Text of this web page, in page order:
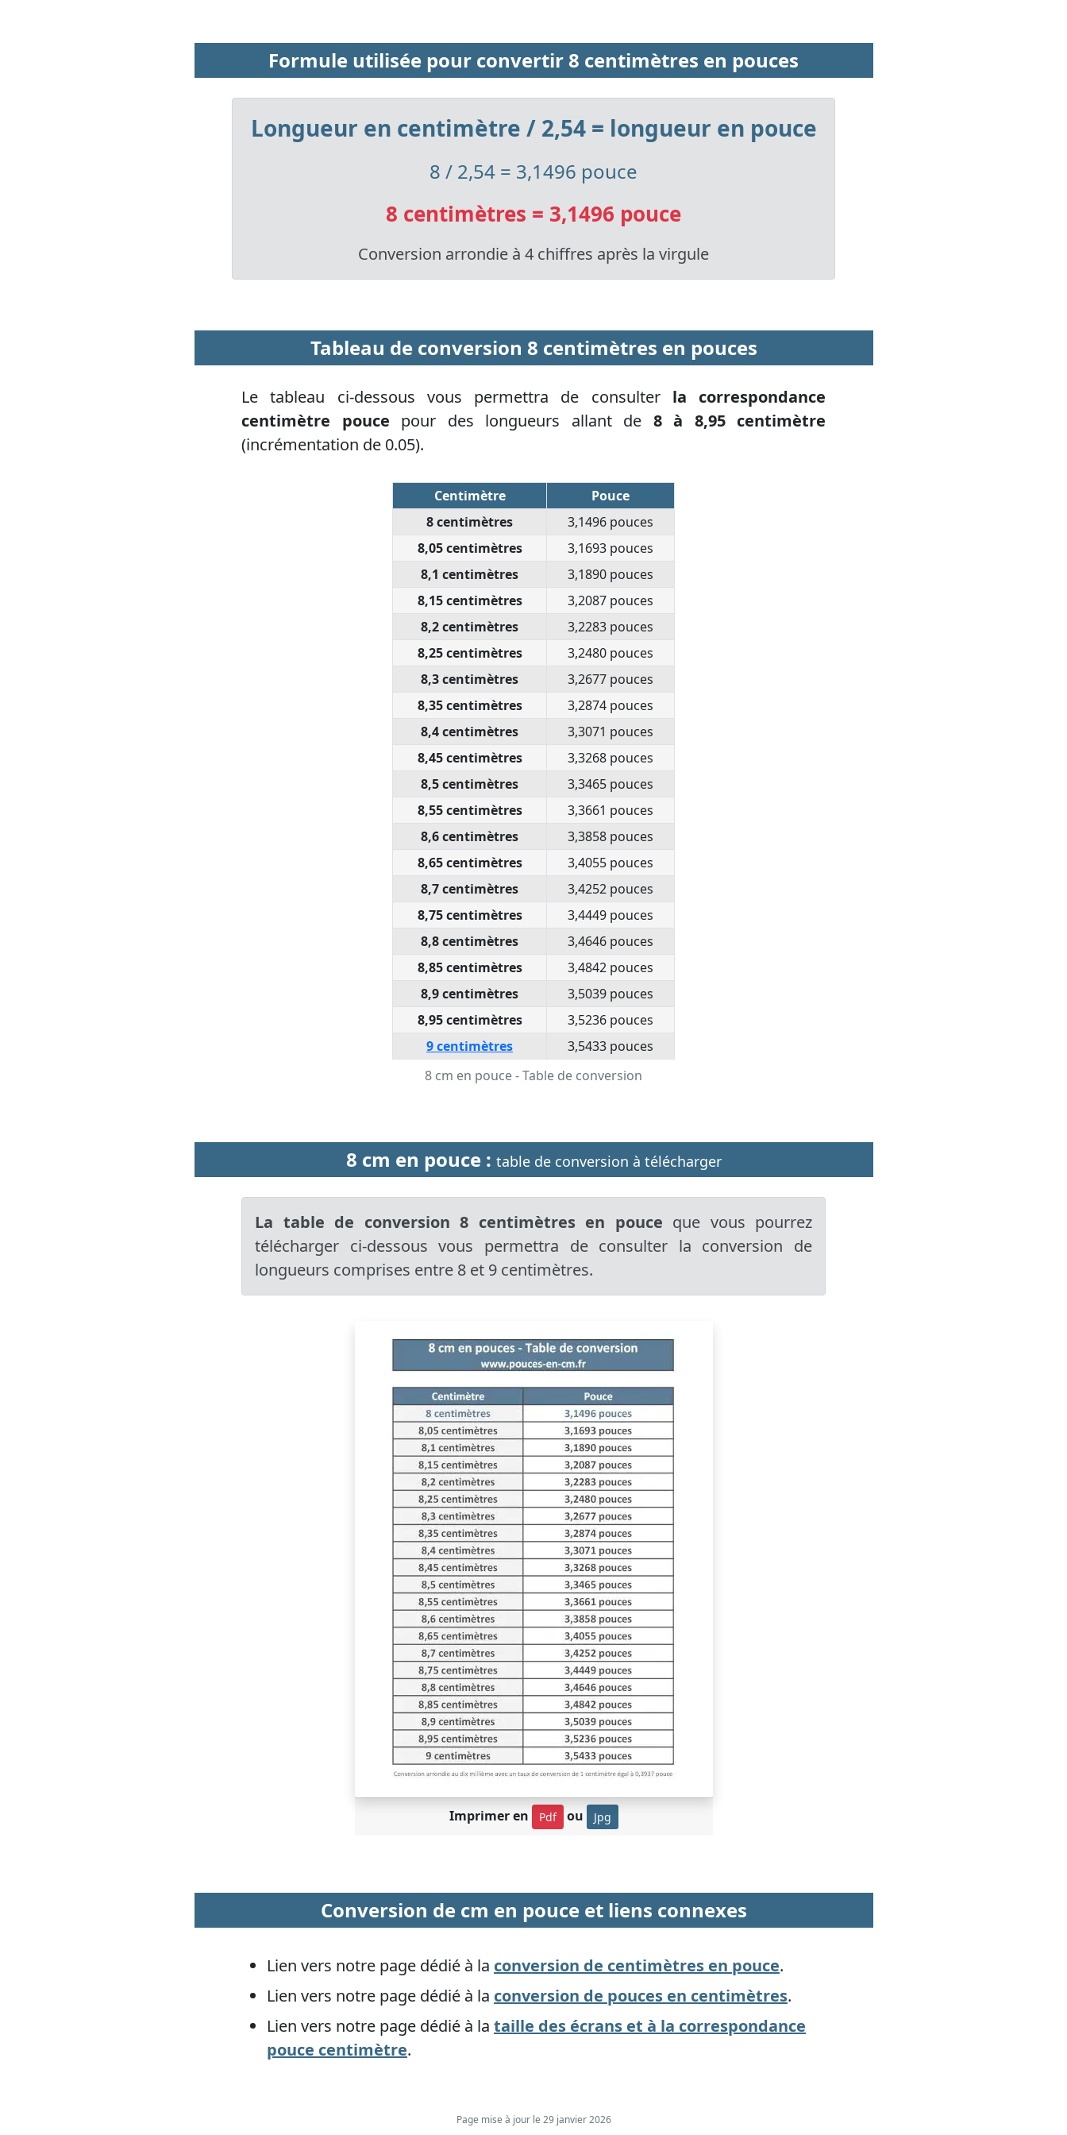
Formule utilisée pour convertir 8 centimètres en pouces
Longueur en centimètre / 2,54 = longueur en pouce
8 / 2,54 = 3,1496 pouce
8 centimètres = 3,1496 pouce
Conversion arrondie à 4 chiffres après la virgule
Tableau de conversion 8 centimètres en pouces
Le tableau ci-dessous vous permettra de consulter la correspondance
centimètre pouce pour des longueurs allant de 8 à 8,95 centimètre
(incrémentation de 0.05).
8 cm en pouce - Table de conversion
Centimètre
Pouce
8 centimètres
3,1496 pouces
8,05 centimètres
3,1693 pouces
8,1 centimètres
3,1890 pouces
8,15 centimètres
3,2087 pouces
8,2 centimètres
3,2283 pouces
8,25 centimètres
3,2480 pouces
8,3 centimètres
3,2677 pouces
8,35 centimètres
3,2874 pouces
8,4 centimètres
3,3071 pouces
8,45 centimètres
3,3268 pouces
8,5 centimètres
3,3465 pouces
8,55 centimètres
3,3661 pouces
8,6 centimètres
3,3858 pouces
8,65 centimètres
3,4055 pouces
8,7 centimètres
3,4252 pouces
8,75 centimètres
3,4449 pouces
8,8 centimètres
3,4646 pouces
8,85 centimètres
3,4842 pouces
8,9 centimètres
3,5039 pouces
8,95 centimètres
3,5236 pouces
9 centimètres
3,5433 pouces
8 cm en pouce : table de conversion à télécharger
La table de conversion 8 centimètres en pouce que vous pourrez
télécharger ci-dessous vous permettra de consulter la conversion de
longueurs comprises entre 8 et 9 centimètres.
Imprimer en Pdf ou Jpg
Conversion de cm en pouce et liens connexes
Lien vers notre page dédié à la conversion de centimètres en pouce.
Lien vers notre page dédié à la conversion de pouces en centimètres.
Lien vers notre page dédié à la taille des écrans et à la correspondance
pouce centimètre.
Page mise à jour le 29 janvier 2026